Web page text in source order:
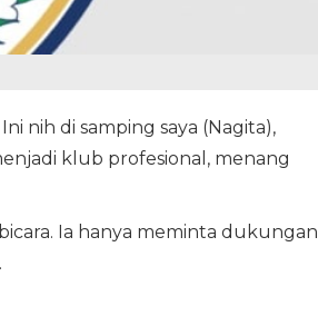
nih di samping saya (Nagita),
klub profesional, menang
Ia hanya meminta dukungan